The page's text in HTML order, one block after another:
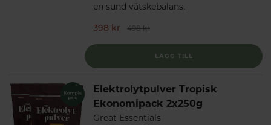
en sund vätskebalans.
398 kr
498 kr
LÄGG TILL
Elektrolytpulver Tropisk
Ekonomipack 2x250g
Great Essentials